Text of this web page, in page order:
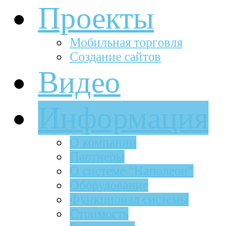
Проекты
Мобильная торговля
Создание сайтов
Видео